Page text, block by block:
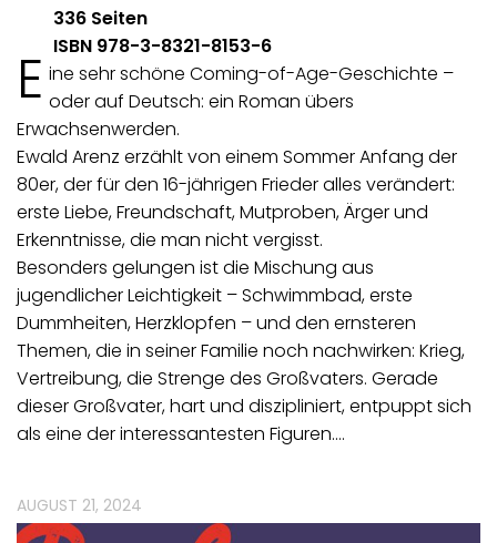
336 Seiten
ISBN 978-3-8321-8153-6
E ine sehr schöne Coming-of-Age-Geschichte –
oder auf Deutsch: ein Roman übers
Erwachsenwerden.
Ewald Arenz erzählt von einem Sommer Anfang der
80er, der für den 16-jährigen Frieder alles verändert:
erste Liebe, Freundschaft, Mutproben, Ärger und
Erkenntnisse, die man nicht vergisst.
Besonders gelungen ist die Mischung aus
jugendlicher Leichtigkeit – Schwimmbad, erste
Dummheiten, Herzklopfen – und den ernsteren
Themen, die in seiner Familie noch nachwirken: Krieg,
Vertreibung, die Strenge des Großvaters. Gerade
dieser Großvater, hart und diszipliniert, entpuppt sich
als eine der interessantesten Figuren.…
AUGUST 21, 2024